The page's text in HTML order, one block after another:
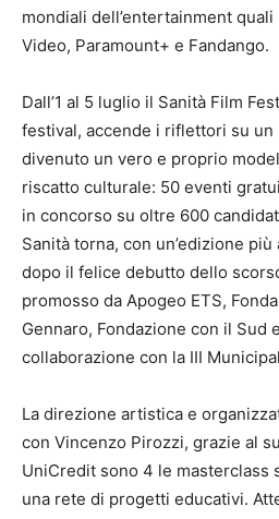
mondiali dell’entertainment
Video, Paramount+ e Fandango.
Dall’1 al 5 luglio il Sanità Film
festival, accende i riflettori su
divenuto un vero e proprio
riscatto culturale: 50 eventi
in concorso su oltre 600
Sanità torna, con un’edizione
dopo il felice debutto dello
promosso da Apogeo ETS,
Gennaro, Fondazione con il Sud
collaborazione con la III
La direzione artistica e
con Vincenzo Pirozzi, grazie al
UniCredit sono 4 le masterclass
una rete di progetti educativi.